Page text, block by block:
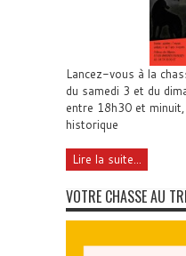
Lancez-vous à la
du samedi 3 et du
entre 18h30 et
historique
Lire la suite...
VOTRE CHASSE AU